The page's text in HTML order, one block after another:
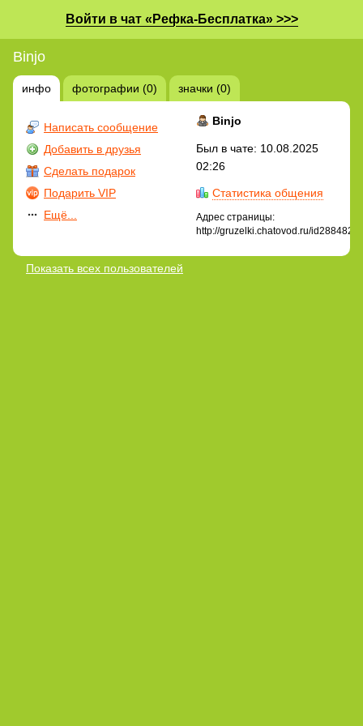
Войти в чат «Рефка-Бесплатка» >>>
Binjo
инфо фотографии (0) значки (0)
Написать сообщение
Добавить в друзья
Сделать подарок
Подарить VIP
Ещё...
Binjo
Был в чате: 10.08.2025
02:26
Статистика общения
Адрес страницы:
http://gruzelki.chatovod.ru/id2884824
Показать всех пользователей